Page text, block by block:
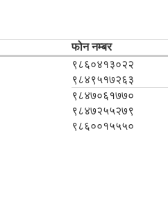
फोन नम्बर
९८६०४१३०२२
९८४९५१७२६३
९८४७०६१७७०
९८४७२५५२७९
९८६००१५५५०